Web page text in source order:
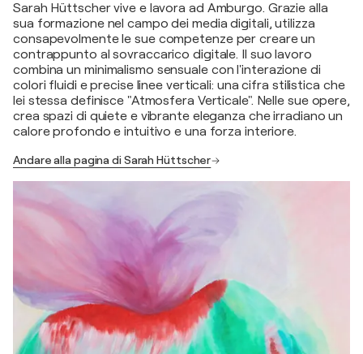
Sarah Hüttscher vive e lavora ad Amburgo. Grazie alla
sua formazione nel campo dei media digitali, utilizza
consapevolmente le sue competenze per creare un
contrappunto al sovraccarico digitale. Il suo lavoro
combina un minimalismo sensuale con l'interazione di
colori fluidi e precise linee verticali: una cifra stilistica che
lei stessa definisce "Atmosfera Verticale". Nelle sue opere,
crea spazi di quiete e vibrante eleganza che irradiano un
calore profondo e intuitivo e una forza interiore.
Andare alla pagina di Sarah Hüttscher